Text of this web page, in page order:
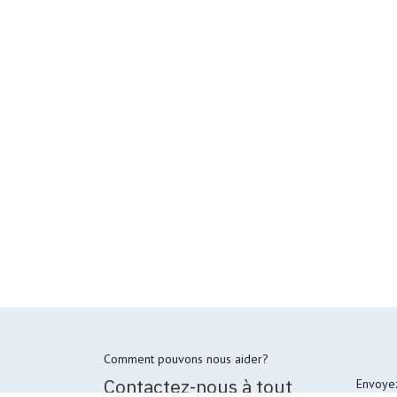
Comment pouvons nous aider?
Contactez-nous à tout